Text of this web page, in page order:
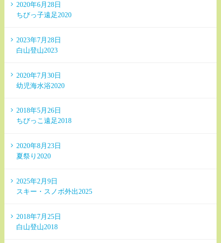
2020年6月28日
ちびっ子遠足2020
2023年7月28日
白山登山2023
2020年7月30日
幼児海水浴2020
2018年5月26日
ちびっこ遠足2018
2020年8月23日
夏祭り2020
2025年2月9日
スキー・スノボ外出2025
2018年7月25日
白山登山2018